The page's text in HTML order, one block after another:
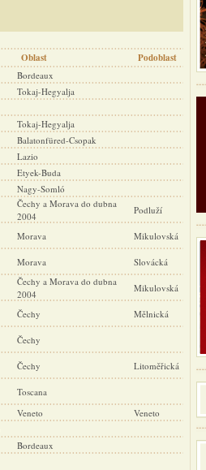
Oblast Podoblast
Bordeaux
Tokaj-Hegyalja
Tokaj-Hegyalja
Balatonfüred-Csopak
Lazio
Etyek-Buda
Nagy-Somló
Čechy a Morava do dubna
2004
Podluží
Morava Mikulovská
Morava Slovácká
Čechy a Morava do dubna
2004
Mikulovská
Čechy Mělnická
Čechy
Čechy Litoměřická
Toscana
Veneto
Veneto
Bordeaux